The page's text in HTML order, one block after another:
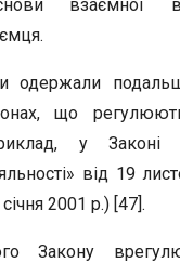
взаємної
одержали
що
у
від 19
2001 р.) [47].
Закону